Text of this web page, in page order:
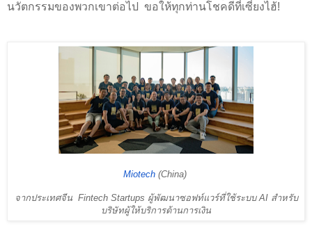
นวัตกรรมของพวกเขาต่อไป ขอให้ทุกท่านโชคดีที่เซี่ยงไฮ้!
Miotech (China)
จากประเทศจีน  Fintech Startups ผู้พัฒนาซอฟท์แวร์ที่ใช้ระบบ AI สำหรับ
บริษัทผู้ให้บริการด้านการเงิน